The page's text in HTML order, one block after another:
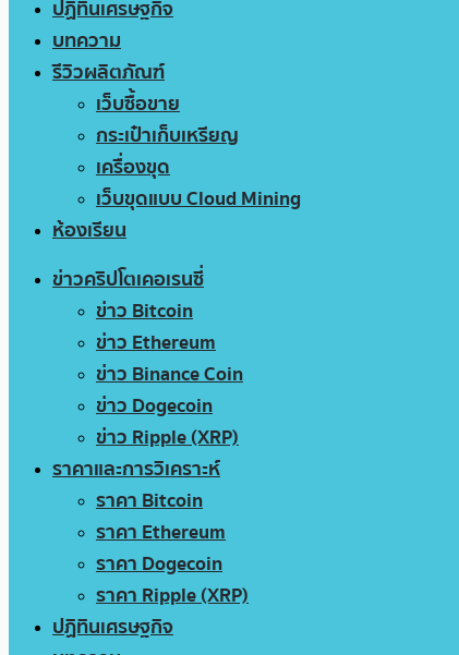
ปฏิทินเศรษฐกิจ
บทความ
รีวิวผลิตภัณฑ์
เว็บซื้อขาย
กระเป๋าเก็บเหรียญ
เครื่องขุด
เว็บขุดแบบ Cloud Mining
ห้องเรียน
ข่าวคริปโตเคอเรนซี่
ข่าว Bitcoin
ข่าว Ethereum
ข่าว Binance Coin
ข่าว Dogecoin
ข่าว Ripple (XRP)
ราคาและการวิเคราะห์
ราคา Bitcoin
ราคา Ethereum
ราคา Dogecoin
ราคา Ripple (XRP)
ปฏิทินเศรษฐกิจ